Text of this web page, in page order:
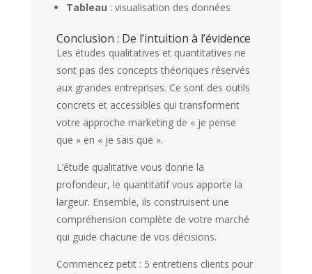
Tableau : visualisation des données
Conclusion : De l’intuition à l’évidence
Les études qualitatives et quantitatives ne
sont pas des concepts théoriques réservés
aux grandes entreprises. Ce sont des outils
concrets et accessibles qui transforment
votre approche marketing de « je pense
que » en « je sais que ».
L’étude qualitative vous donne la
profondeur, le quantitatif vous apporte la
largeur. Ensemble, ils construisent une
compréhension complète de votre marché
qui guide chacune de vos décisions.
Commencez petit : 5 entretiens clients pour